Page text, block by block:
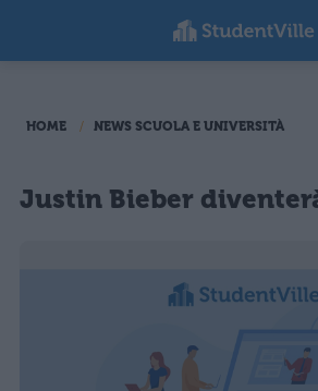
HOME NEWS SCUOLA E UNIVERSITÀ
Justin Bieber